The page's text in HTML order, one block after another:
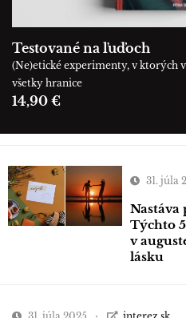
Testované na ľuďoch
(Ne)etické experimenty, v ktorých
všetky hranice
14,90 €
31. júla
Nastáva
Týchto
v
lásku